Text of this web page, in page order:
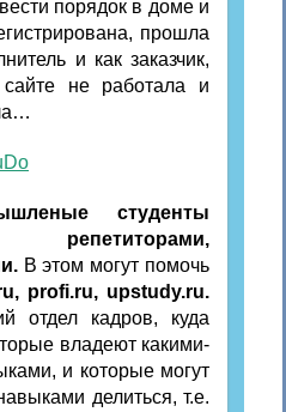
порядок в доме и
прошла
и как заказчик,
не работала и
студенты
репетиторами,
В этом могут помочь
profi.ru, upstudy.ru.
отдел кадров, куда
владеют какими-
и которые могут
делиться, т.е.